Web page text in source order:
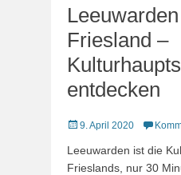
Friesland –
entdecken
Veröffentlicht
9. April 2020
Leeuwarden ist die
Frieslands, nur 30